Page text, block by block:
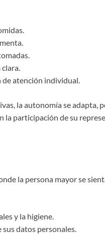
de atención individual.
la autonomía se adapta,
participación de su
la persona mayor se
y la higiene.
datos personales.